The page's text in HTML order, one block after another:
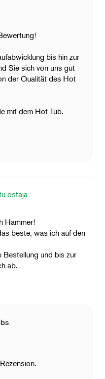
bis hin zur
Sie sich von uns gut
der Qualität des Hot
mit dem Hot Tub.
ostaja
Hammer!
beste, was ich auf den
Bestellung und bis zur
ab.